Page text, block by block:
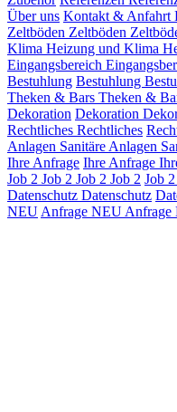
Über uns Kontakt & Anfahrt
Zeltböden Zeltböden
Klima Heizung und Klima
Eingangsbereich
Bestuhlung Bestuhlung
Theken & Bars Theken &
Dekoration Dekoration
Rechtliches Rechtliches
Anlagen Sanitäre Anlagen
Ihre Anfrage Ihre Anfrage
Job 2 Job 2 Job 2 Job 2 Job 2
Datenschutz Datenschutz
NEU Anfrage NEU Anfrage